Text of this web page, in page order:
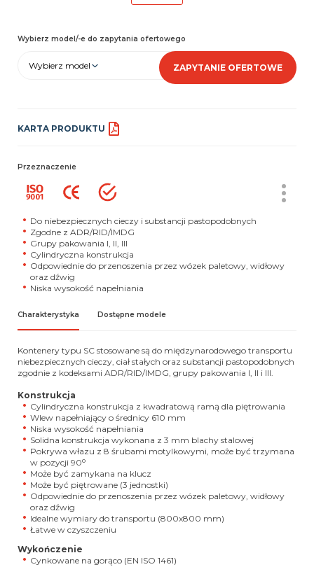
Wybierz model/-e do zapytania ofertowego
Wybierz model ZAPYTANIE OFERTOWE
KARTA PRODUKTU
Przeznaczenie
Do niebezpiecznych cieczy i substancji pastopodobnych
Zgodne z ADR/RID/IMDG
Grupy pakowania I, II, III
Cylindryczna konstrukcja
Odpowiednie do przenoszenia przez wózek paletowy, widłowy
oraz dźwig
Niska wysokość napełniania
Charakterystyka Dostępne modele
Kontenery typu SC stosowane są do międzynarodowego transportu
niebezpiecznych cieczy, ciał stałych oraz substancji pastopodobnych
zgodnie z kodeksami ADR/RID/IMDG, grupy pakowania I, II i III.
Konstrukcja
Cylindryczna konstrukcja z kwadratową ramą dla piętrowania
Wlew napełniający o średnicy 610 mm
Niska wysokość napełniania
Solidna konstrukcja wykonana z 3 mm blachy stalowej
Pokrywa włazu z 8 śrubami motylkowymi, może być trzymana
w pozycji 90o
Może być zamykana na klucz
Może być piętrowane (3 jednostki)
Odpowiednie do przenoszenia przez wózek paletowy, widłowy
oraz dźwig
Idealne wymiary do transportu (800x800 mm)
Łatwe w czyszczeniu
Wykończenie
Cynkowane na gorąco (EN ISO 1461)